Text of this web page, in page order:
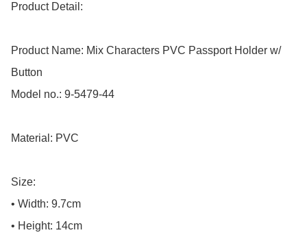
Product Detail:
Product Name: Mix Characters PVC Passport Holder w/
Button
Model no.: 9-5479-44
Material: PVC
Size:
• Width: 9.7cm
• Height: 14cm